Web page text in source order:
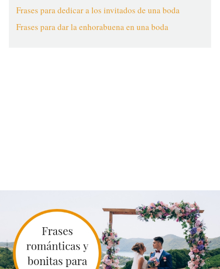
Frases para dedicar a los invitados de una boda
Frases para dar la enhorabuena en una boda